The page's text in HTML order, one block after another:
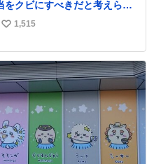
をクビにすべきだと考えられ
い
ね
数
1,515